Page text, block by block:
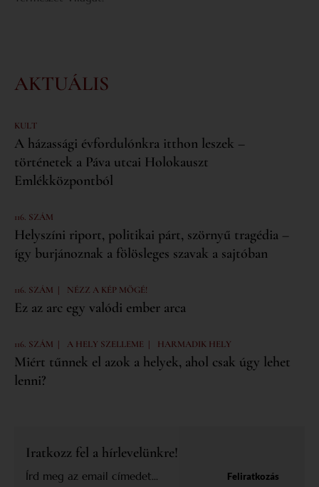
AKTUÁLIS
KULT
A házassági évfordulónkra itthon leszek –
történetek a Páva utcai Holokauszt
Emlékközpontból
116. SZÁM
Helyszíni riport, politikai párt, szörnyű tragédia –
így burjánoznak a fölösleges szavak a sajtóban
116. SZÁM | NÉZZ A KÉP MÖGÉ!
Ez az arc egy valódi ember arca
116. SZÁM | A HELY SZELLEME | HARMADIK HELY
Miért tűnnek el azok a helyek, ahol csak úgy lehet
lenni?
Iratkozz fel a hírlevelünkre!
Feliratkozás